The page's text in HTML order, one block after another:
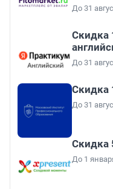
До 31
Скидка
До 31
Скидка
До 31
Скидка
До 1